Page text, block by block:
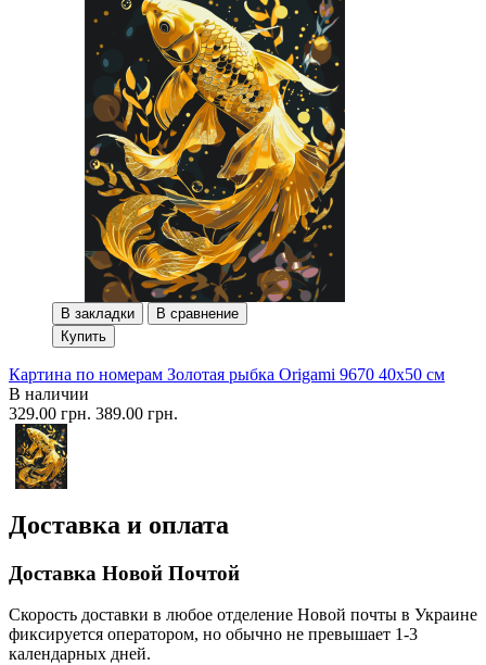
В закладки
В сравнение
Купить
Картина по номерам Золотая рыбка Origami 9670 40x50 см
В наличии
329.00 грн. 389.00 грн.
Доставка и оплата
Доставка Новой Почтой
Скорость доставки в любое отделение Новой почты в Украине
фиксируется оператором, но обычно не превышает 1-3
календарных дней.